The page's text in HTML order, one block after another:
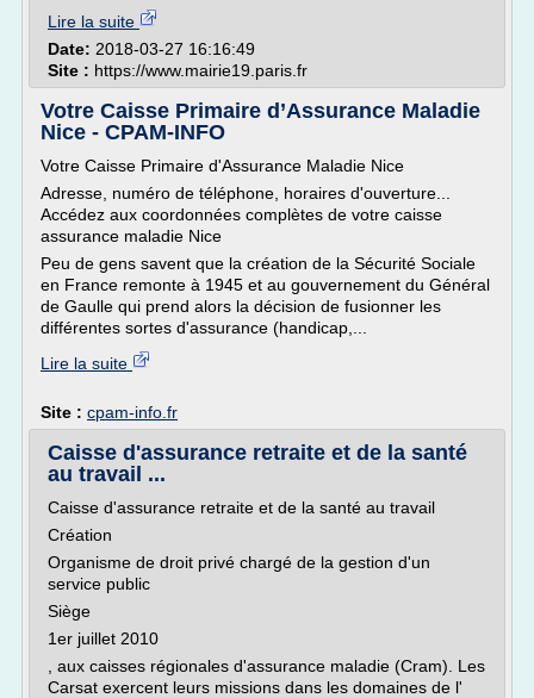
Lire la suite
Date: 2018-03-27 16:16:49
Site : https://www.mairie19.paris.fr
Votre Caisse Primaire d’Assurance Maladie
Nice - CPAM-INFO
Votre Caisse Primaire d'Assurance Maladie Nice
Adresse, numéro de téléphone, horaires d'ouverture...
Accédez aux coordonnées complètes de votre caisse
assurance maladie Nice
Peu de gens savent que la création de la Sécurité Sociale
en France remonte à 1945 et au gouvernement du Général
de Gaulle qui prend alors la décision de fusionner les
différentes sortes d'assurance (handicap,...
Lire la suite
Site : cpam-info.fr
Caisse d'assurance retraite et de la santé
au travail ...
Caisse d'assurance retraite et de la santé au travail
Création
Organisme de droit privé chargé de la gestion d'un
service public
Siège
1er juillet 2010
, aux caisses régionales d'assurance maladie (Cram). Les
Carsat exercent leurs missions dans les domaines de l'